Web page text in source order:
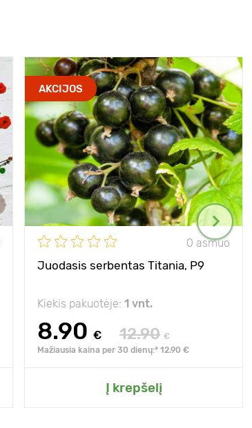
AKCIJOS
0 asmuo
Juodasis serbentas Titania, Р9
Kiekis pakuotėje: 1 vnt.
8.90 € 12.90 €
Mažiausia kaina per 30 dienų:* 12.90 €
Į krepšelį